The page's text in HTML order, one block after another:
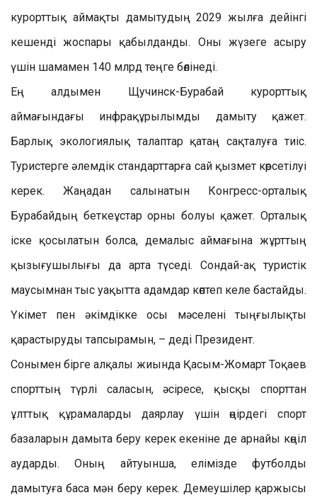
курорттық аймақты дамытудың 2029 жылға дейінгі
кешенді жоспары қабылданды. Оны жүзеге асыру
үшін шамамен 140 млрд теңге бөлінеді.
Ең алдымен Щучинск-Бурабай курорттық
аймағындағы инфрақұрылымды дамыту қажет.
Барлық экологиялық талаптар қатаң сақталуға тиіс.
Туристерге әлемдік стандарттарға сай қызмет көрсетілуі
керек. Жаңадан салынатын Конгресс-орталық
Бурабайдың беткеұстар орны болуы қажет. Орталық
іске қосылатын болса, демалыс аймағына жұрттың
қызығушылығы да арта түседі. Сондай-ақ туристік
маусымнан тыс уақытта адамдар көптеп келе бастайды.
Үкімет пен әкімдікке осы мәселені тыңғылықты
қарастыруды тапсырамын, – деді Президент.
Сонымен бірге алқалы жиында Қасым-Жомарт Тоқаев
спорттың түрлі саласын, әсіресе, қысқы спорттан
ұлттық құрамаларды даярлау үшін өңірдегі спорт
базаларын дамыта беру керек екеніне де арнайы көңіл
аударды. Оның айтуынша, елімізде футболды
дамытуға баса мән беру керек. Демеушілер қаржысы